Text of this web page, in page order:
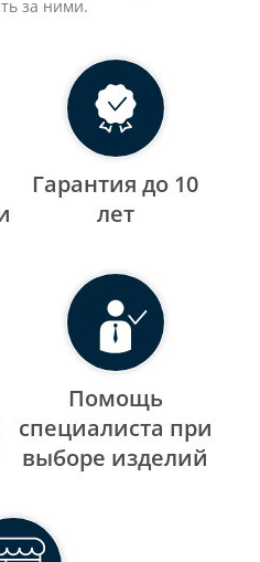
за ними.
Гарантия до 10
лет
Помощь
специалиста при
выборе изделий